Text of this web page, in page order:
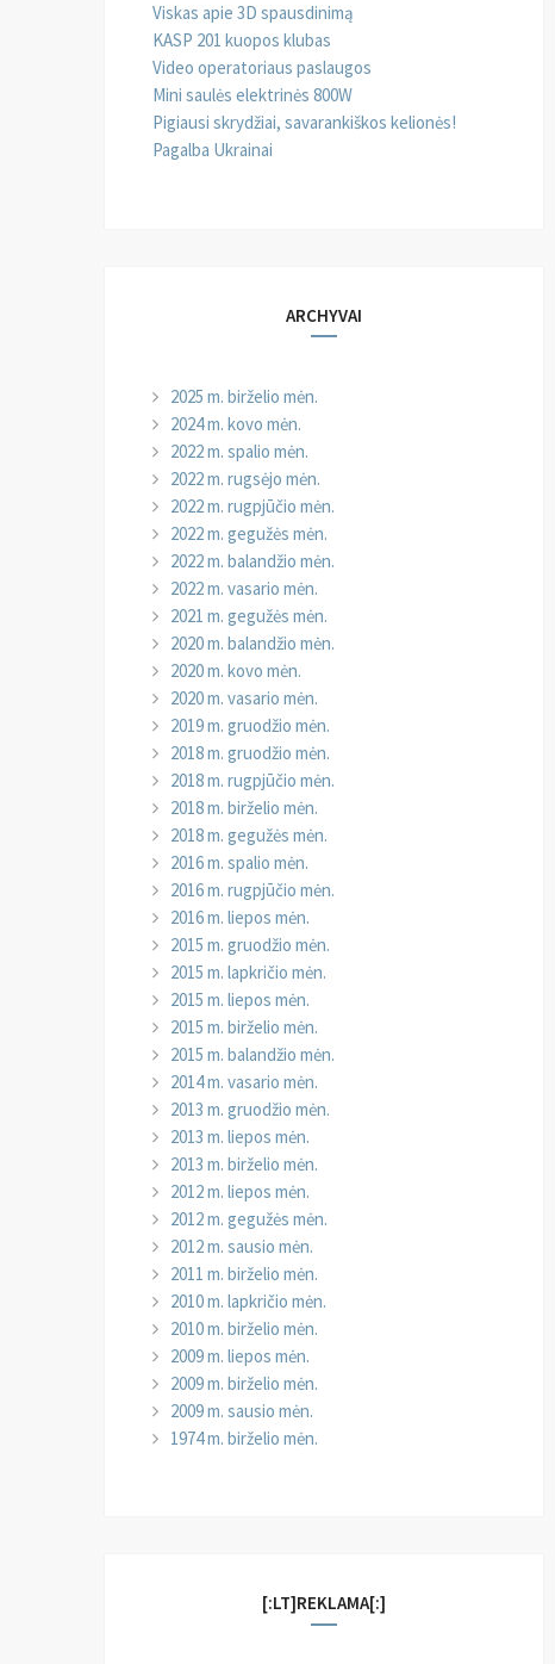
Viskas apie 3D spausdinimą
KASP 201 kuopos klubas
Video operatoriaus paslaugos
Mini saulės elektrinės 800W
Pigiausi skrydžiai, savarankiškos kelionės!
Pagalba Ukrainai
ARCHYVAI
2025 m. birželio mėn.
2024 m. kovo mėn.
2022 m. spalio mėn.
2022 m. rugsėjo mėn.
2022 m. rugpjūčio mėn.
2022 m. gegužės mėn.
2022 m. balandžio mėn.
2022 m. vasario mėn.
2021 m. gegužės mėn.
2020 m. balandžio mėn.
2020 m. kovo mėn.
2020 m. vasario mėn.
2019 m. gruodžio mėn.
2018 m. gruodžio mėn.
2018 m. rugpjūčio mėn.
2018 m. birželio mėn.
2018 m. gegužės mėn.
2016 m. spalio mėn.
2016 m. rugpjūčio mėn.
2016 m. liepos mėn.
2015 m. gruodžio mėn.
2015 m. lapkričio mėn.
2015 m. liepos mėn.
2015 m. birželio mėn.
2015 m. balandžio mėn.
2014 m. vasario mėn.
2013 m. gruodžio mėn.
2013 m. liepos mėn.
2013 m. birželio mėn.
2012 m. liepos mėn.
2012 m. gegužės mėn.
2012 m. sausio mėn.
2011 m. birželio mėn.
2010 m. lapkričio mėn.
2010 m. birželio mėn.
2009 m. liepos mėn.
2009 m. birželio mėn.
2009 m. sausio mėn.
1974 m. birželio mėn.
[:LT]REKLAMA[:]